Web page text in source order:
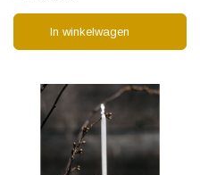
In winkelwagen